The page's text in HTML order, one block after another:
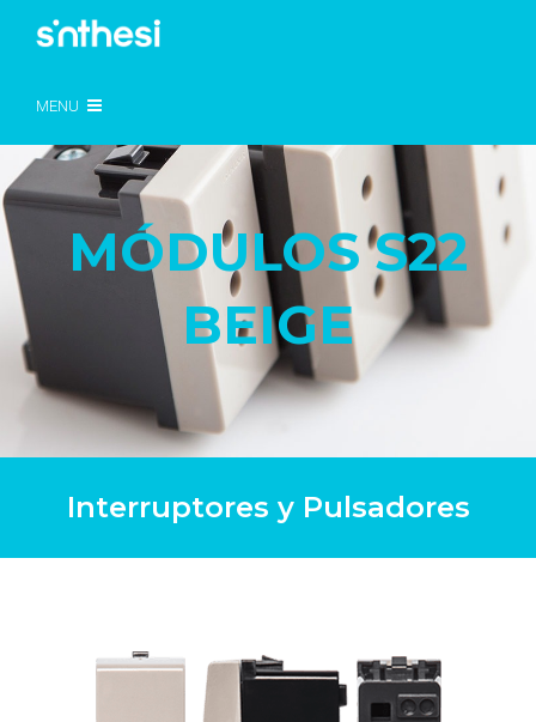
MENU
MÓDULOS S22
BEIGE
Interruptores y Pulsadores